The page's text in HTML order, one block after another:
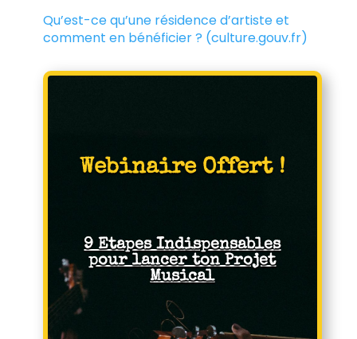
Qu’est-ce qu’une résidence d’artiste et
comment en bénéficier ? (culture.gouv.fr)
Webinaire Offert !
9 Etapes Indispensables
pour lancer ton Projet
Musical